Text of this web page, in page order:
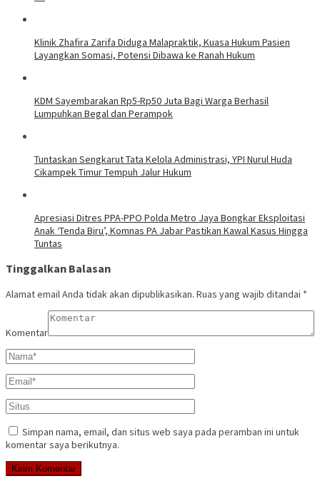
Klinik Zhafira Zarifa Diduga Malapraktik, Kuasa Hukum Pasien
Layangkan Somasi, Potensi Dibawa ke Ranah Hukum
KDM Sayembarakan Rp5-Rp50 Juta Bagi Warga Berhasil
Lumpuhkan Begal dan Perampok
Tuntaskan Sengkarut Tata Kelola Administrasi, YPI Nurul Huda
Cikampek Timur Tempuh Jalur Hukum
Apresiasi Ditres PPA-PPO Polda Metro Jaya Bongkar Eksploitasi
Anak ‘Tenda Biru’, Komnas PA Jabar Pastikan Kawal Kasus Hingga
Tuntas
Tinggalkan Balasan
Alamat email Anda tidak akan dipublikasikan. Ruas yang wajib ditandai *
Komentar
Simpan nama, email, dan situs web saya pada peramban ini untuk
komentar saya berikutnya.